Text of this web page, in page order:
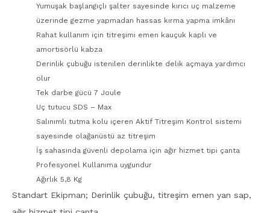
Yumuşak başlangıçlı şalter sayesinde kırıcı uç malzeme
üzerinde gezme yapmadan hassas kırma yapma imkânı
Rahat kullanım için titreşimi emen kauçuk kaplı ve
amortisörlü kabza
Derinlik çubuğu istenilen derinlikte delik açmaya yardımcı
olur
Tek darbe gücü 7 Joule
Uç tutucu SDS – Max
Salınımlı tutma kolu içeren Aktif Titreşim Kontrol sistemi
sayesinde olağanüstü az titreşim
İş sahasında güvenli depolama için ağır hizmet tipi çanta
Profesyonel Kullanıma uygundur
Ağırlık 5,8 Kg
Standart Ekipman; Derinlik çubuğu, titreşim emen yan sap,